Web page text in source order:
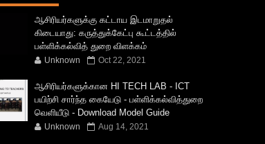
ஆசிரியர்களுக்கு கட்டாய இடமாறுதல்
கிடையாது: கருத்துக்கேட்பு கூட்டத்தில்
பள்ளிக்கல்வித் துறை விளக்கம்
Unknown Oct 22, 2021
ஆசிரியர்களுக்கான HI TECH LAB - ICT
பயிற்சி சார்ந்த கையேடு - பள்ளிக்கல்வித்துறை
வெளியீடு - Download Model Guide
Unknown Aug 14, 2021